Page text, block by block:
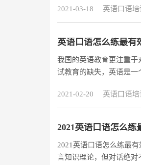
2021-03-18 英语口语培
英语口语怎么练最有
我国的英语教育更注重
试教育的缺失，英语是
2021-02-20
英语口语培
2021英语口语怎么
2021英语口语怎么练最
言知识理论，但对话绝对